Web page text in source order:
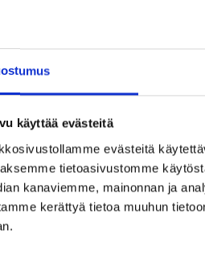
käyttää evästeitä
evästeitä
tietoasivustomme
kanaviemme, mainonnan ja
kerättyä tietoa muuhun